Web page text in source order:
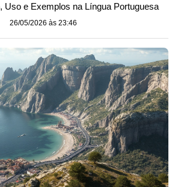
Uso e Exemplos na Língua Portuguesa
26/05/2026 às 23:46